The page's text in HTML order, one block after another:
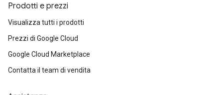
Prodotti e prezzi
Visualizza tutti i prodotti
Prezzi di Google Cloud
Google Cloud Marketplace
Contatta il team di vendita